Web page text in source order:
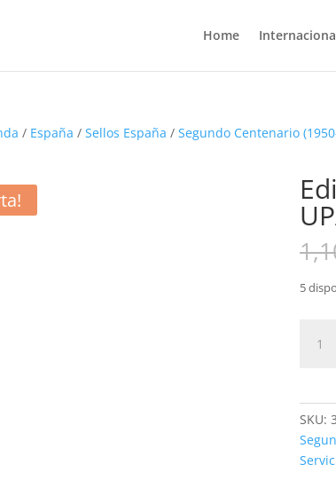
Home
/ España /Sellos España /Segundo Centenario
5
3677.
**1999
SKU: